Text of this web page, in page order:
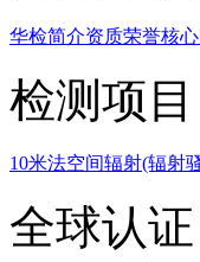
华检简介资质荣誉核
检测项目
10米法空间辐射(辐射
全球认证